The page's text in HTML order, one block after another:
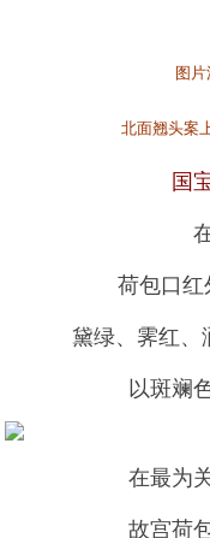
图
北面翘头案
国
荷包口红
黛绿、霁红、
以斑斓
在最为
故宫荷